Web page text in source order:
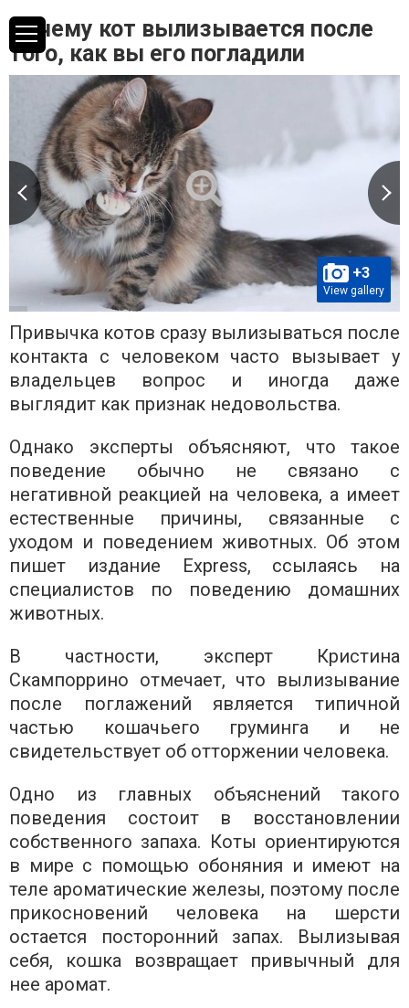
Почему кот вылизывается после
того, как вы его погладили
+3
View gallery
Привычка котов сразу вылизываться после
контакта с человеком часто вызывает у
владельцев вопрос и иногда даже
выглядит как признак недовольства.
Однако эксперты объясняют, что такое
поведение обычно не связано с
негативной реакцией на человека, а имеет
естественные причины, связанные с
уходом и поведением животных. Об этом
пишет издание Express, ссылаясь на
специалистов по поведению домашних
животных.
В частности, эксперт Кристина
Скампоррино отмечает, что вылизывание
после поглажений является типичной
частью кошачьего груминга и не
свидетельствует об отторжении человека.
Одно из главных объяснений такого
поведения состоит в восстановлении
собственного запаха. Коты ориентируются
в мире с помощью обоняния и имеют на
теле ароматические железы, поэтому после
прикосновений человека на шерсти
остается посторонний запах. Вылизывая
себя, кошка возвращает привычный для
нее аромат.